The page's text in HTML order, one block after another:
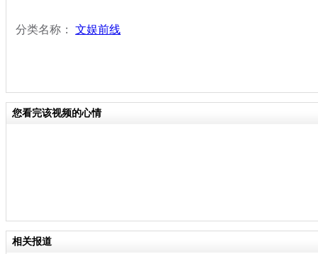
分类名称： 文娱前线
您看完该视频的心情
相关报道